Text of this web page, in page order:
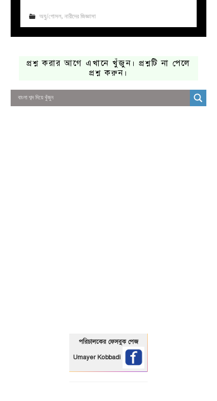
অযু/গোসল, নারীদের জিজ্ঞাসা
প্রশ্ন করার আগে এখানে খুঁজুন। প্রশ্নটি না পেলে
প্রশ্ন করুন।
পরিচালকের ফেসবুক পেজ
Umayer Kobbadi